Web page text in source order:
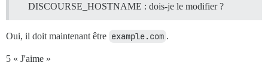
DISCOURSE_HOSTNAME : dois-je le modifier ?
Oui, il doit maintenant être example.com .
5 « J'aime »